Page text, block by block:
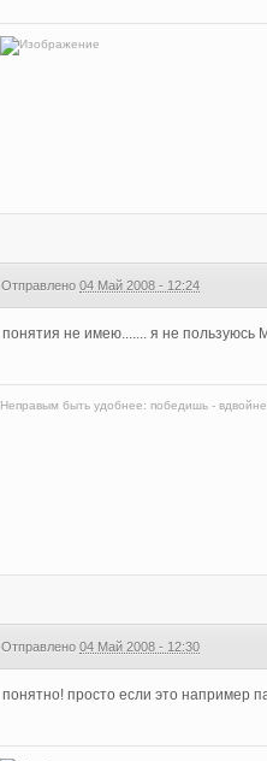
Отправлено04 Май 2008 - 12:24
понятия не имею....... я не пользуюсь
Неправым быть удобнее: победишь -
Отправлено04 Май 2008 - 12:30
понятно! просто если это например